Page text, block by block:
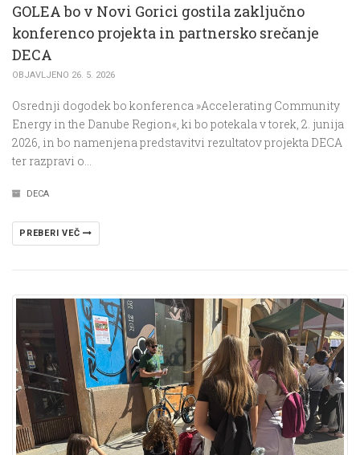
GOLEA bo v Novi Gorici gostila zaključno
konferenco projekta in partnersko srečanje
DECA
OBJAVLJENO 26. 5. 2026
Osrednji dogodek bo konferenca »Accelerating Community
Energy in the Danube Region«, ki bo potekala v torek, 2. junija
2026, in bo namenjena predstavitvi rezultatov projekta DECA
ter razpravi o…
DECA
PREBERI VEČ